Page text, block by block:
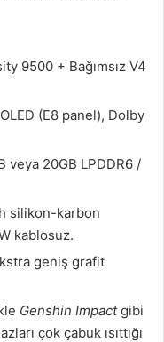
9500 + Bağımsız V4
(E8 panel), Dolby
veya 20GB LPDDR6 /
silikon-karbon
kablosuz.
geniş grafit
Genshin Impactgibi
çok çabuk ısıttığı